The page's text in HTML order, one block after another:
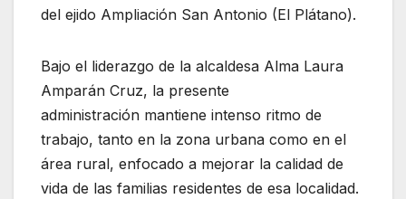
del ejido Ampliación San Antonio (El Plátano).
Bajo el liderazgo de la alcaldesa Alma Laura
Amparán Cruz, la presente
administración mantiene intenso ritmo de
trabajo, tanto en la zona urbana como en el
área rural, enfocado a mejorar la calidad de
vida de las familias residentes de esa localidad.